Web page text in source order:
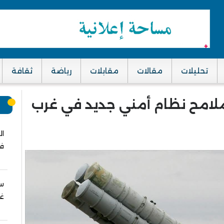
تحليلات مقالات مقابلات رياضة ثقافة
نظام أمني جديد في غرب